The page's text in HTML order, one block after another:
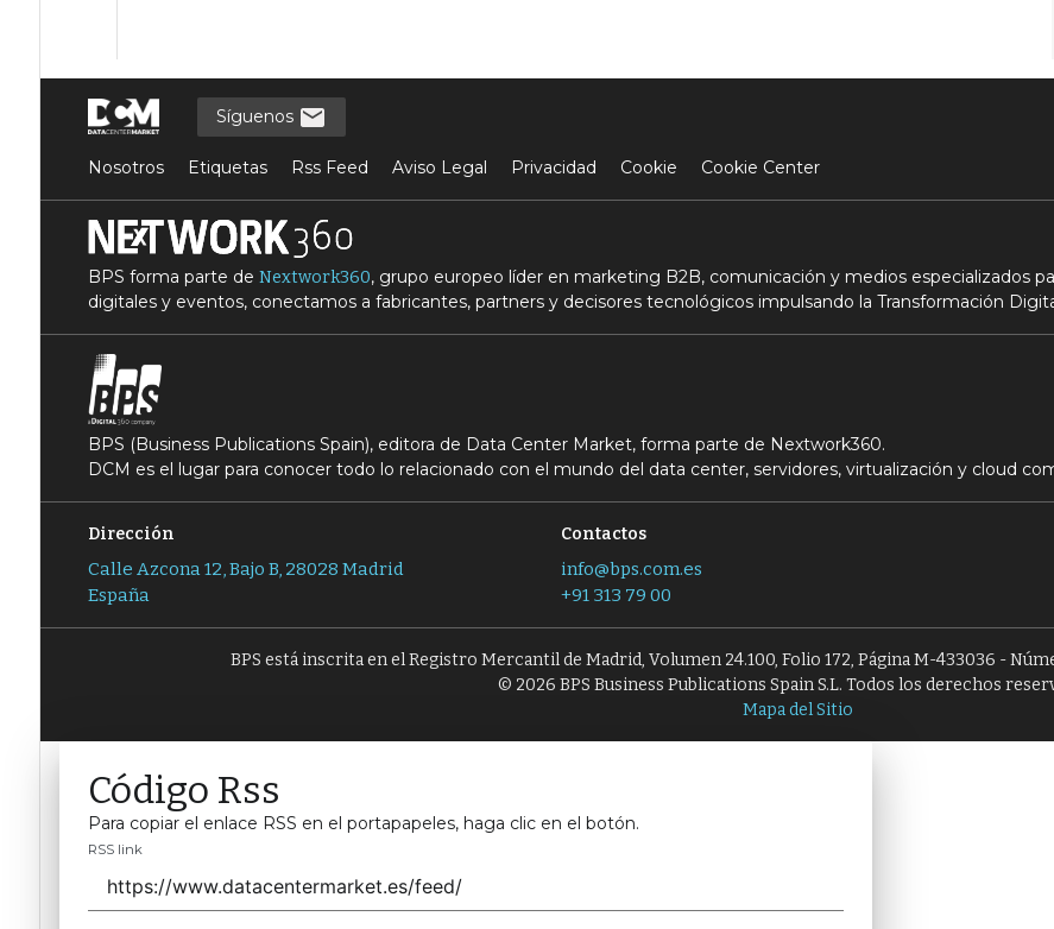
Síguenos
Nosotros Etiquetas Rss Feed Aviso Legal Privacidad Cookie Cookie Center
BPS forma parte de Nextwork360, grupo europeo líder en marketing B2B, comunicación y medios especializados
digitales y eventos, conectamos a fabricantes, partners y decisores tecnológicos impulsando la Transformación
BPS (Business Publications Spain), editora de Data Center Market, forma parte de Nextwork360.
DCM es el lugar para conocer todo lo relacionado con el mundo del data center, servidores, virtualización y cloud
Dirección
Calle Azcona 12, Bajo B, 28028 Madrid
España
Contactos
info@bps.com.es
+91 313 79 00
BPS está inscrita en el Registro Mercantil de Madrid, Volumen 24.100, Folio 172, Página M-433036 -
© 2026 BPS Business Publications Spain S.L. Todos los derechos
Mapa del Sitio
Código Rss
Para copiar el enlace RSS en el portapapeles, haga clic en el botón.
RSS link